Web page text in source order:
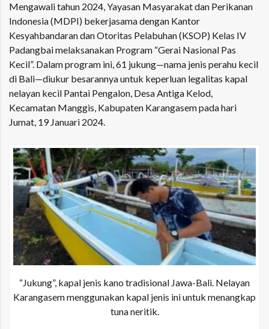
Mengawali tahun 2024, Yayasan Masyarakat dan Perikanan
Indonesia (MDPI) bekerjasama dengan Kantor
Kesyahbandaran dan Otoritas Pelabuhan (KSOP) Kelas IV
Padangbai melaksanakan Program “Gerai Nasional Pas
Kecil”. Dalam program ini, 61 jukung—nama jenis perahu kecil
di Bali—diukur besarannya untuk keperluan legalitas kapal
nelayan kecil Pantai Pengalon, Desa Antiga Kelod,
Kecamatan Manggis, Kabupaten Karangasem pada hari
Jumat, 19 Januari 2024.
“Jukung”, kapal jenis kano tradisional Jawa-Bali. Nelayan
Karangasem menggunakan kapal jenis ini untuk menangkap
tuna neritik.